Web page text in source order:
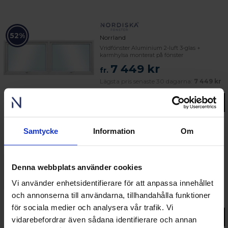
Samtycke Information Om
Denna webbplats använder cookies
Vi använder enhetsidentifierare för att anpassa innehållet
och annonserna till användarna, tillhandahålla funktioner
för sociala medier och analysera vår trafik. Vi
vidarebefordrar även sådana identifierare och annan
52% Norrland
Vridfönster Aluminium 2-luft 3-glas +
karmhylsa monterat på fönster
fr. 7 449 kr
Lägsta pris senaste 30 dagarna: 7 449 kr
Gå till produkt
karmhylsa monterat på fönster
fr.8 146 kr
Lägsta pris senaste 30 dagarna:8 146 kr
Gå till produkt